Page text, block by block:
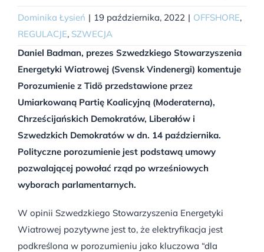
Dominika Łysień | 19 października, 2022 | OFFSHORE,
REGULACJE, SZWECJA
Daniel Badman, prezes Szwedzkiego Stowarzyszenia
Energetyki Wiatrowej (Svensk Vindenergi) komentuje
Porozumienie z Tidö przedstawione przez
Umiarkowaną Partię Koalicyjną (Moderaterna),
Chrześcijańskich Demokratów, Liberałów i
Szwedzkich Demokratów w dn. 14 października.
Polityczne porozumienie jest podstawą umowy
pozwalającej powołać rząd po wrześniowych
wyborach parlamentarnych.
W opinii Szwedzkiego Stowarzyszenia Energetyki
Wiatrowej pozytywne jest to, że elektryfikacja jest
podkreślona w porozumieniu jako kluczowa “dla